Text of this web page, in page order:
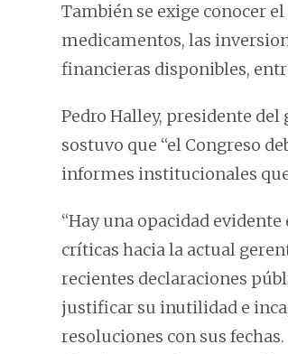
También se exige conocer
medicamentos, las
financieras disponibles,
Pedro Halley, presidente del
sostuvo que “el Congreso
informes institucionales
“Hay una opacidad
críticas hacia la actual
recientes declaraciones
justificar su inutilidad e
resoluciones con sus